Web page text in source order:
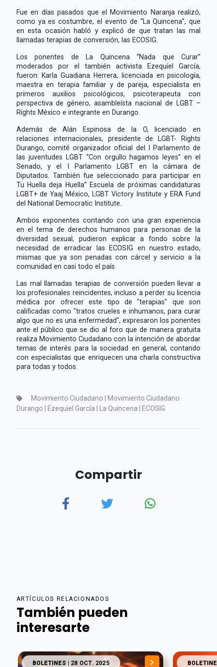
Fue en días pasados que el Movimiento Naranja realizó,
como ya es costumbre, el evento de “La Quincena”, que
en esta ocasión habló y explicó de que tratan las mal
llamadas terapias de conversión, las ECOSIG.
Los ponentes de La Quincena “Nada que Curar”
moderados por el también activista Ezequiel García,
fueron: Karla Guadiana Herrera, licenciada en psicología,
maestra en terapia familiar y de pareja, especialista en
primeros auxilios psicológicos, psicoterapeuta con
perspectiva de género, asambleísta nacional de LGBT –
Rights México e integrante en Durango.
Además de Alán Espinosa de la O, licenciado en
relaciones internacionales, presidente de LGBT- Rights
Durango, comité organizador oficial del I Parlamento de
las juventudes LGBT “Con orgullo hagamos leyes” en el
Senado, y el I Parlamento LGBT en la cámara de
Diputados. También fue seleccionado para participar en
Tu Huella deja Huella” Escuela de próximas candidaturas
LGBT+ de Yaaj México, LGBT Victory Institute y ERA Fund
del National Democratic Institute.
Ambos exponentes contando con una gran experiencia
en el tema de derechos humanos para personas de la
diversidad sexual, pudieron explicar a fondo sobre la
necesidad de erradicar las ECOSIG en nuestro estado,
mismas que ya son penadas con cárcel y servicio a la
comunidad en casi todo el país.
Las mal llamadas terapias de conversión pueden llevar a
los profesionales reincidentes, incluso a perder su licencia
médica por ofrecer este tipo de "terapias" que son
calificadas como "tratos crueles e inhumanos, para curar
algo que no es una enfermedad", expresaron los ponentes
ante el público que se dio al foro que de manera gratuita
realiza Movimiento Ciudadano con la intención de abordar
temas de interés para la sociedad en general, contando
con especialistas que enriquecen una charla constructiva
para todas y todos.
Movimiento Ciudadano | Movimiento Ciudadano
Durango | Ezequiel García | La Quincena | ECOSIG
Compartir
ARTÍCULOS RELACIONADOS
También pueden
interesarte
BOLETINES | 28 OCT. 2025